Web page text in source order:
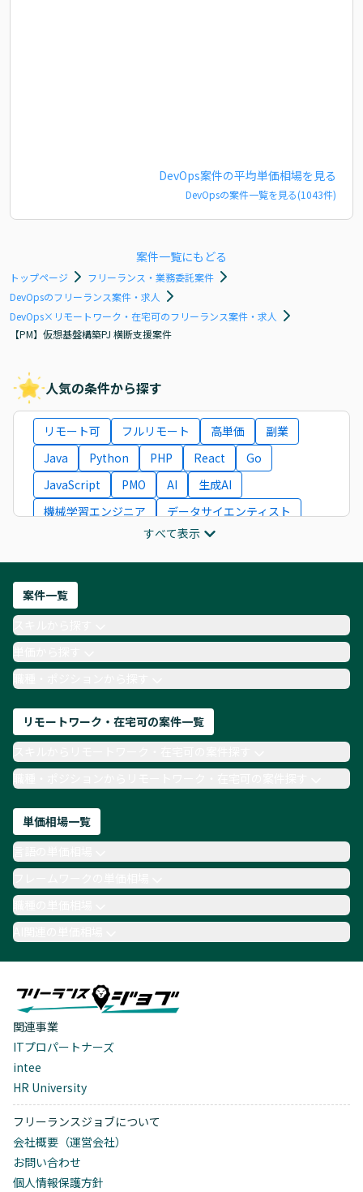
DevOps案件の平均単価相場を見る
DevOpsの案件一覧を見る(1043件)
案件一覧にもどる
トップページ
フリーランス・業務委託案件
DevOpsのフリーランス案件・求人
DevOps×リモートワーク・在宅可のフリーランス案件・求人
【PM】仮想基盤構築PJ 横断支援案件
人気の条件から探す
リモート可 フルリモート 高単価
副業
Java
Python PHP React
Go
JavaScript
PMO AI
生成AI
機械学習エンジニア
データサイエンティスト
ITコンサルタント
フロントエンドエンジニア
ネットワークエンジニア
AIエンジニア
Webデザイナー
月収100万円 業務委託
COBOL
Ruby
TypeScript
Laravel AWS
すべて表示
案件一覧
単価から探す
職種・ポジションから探す
リモートワーク・在宅可の案件一覧
職種・ポジションからリモートワーク・在宅可の案件探す
単価相場一覧
職種の単価相場
AI関連の単価相場
関連事業
ITプロパートナーズ
intee
HR University
フリーランスジョブについて
会社概要（運営会社）
お問い合わせ
個人情報保護方針